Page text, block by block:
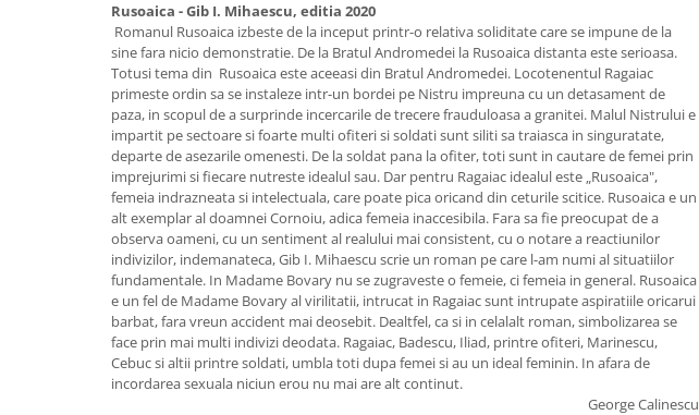
Rusoaica - Gib I. Mihaescu, editia 2020
Romanul Rusoaica izbeste de la inceput printr-o relativa soliditate care se impune de la
sine fara nicio demonstratie. De la Bratul Andromedei la Rusoaica distanta este serioasa.
Totusi tema din Rusoaica este aceeasi din Bratul Andromedei. Locotenentul Ragaiac
primeste ordin sa se instaleze intr-un bordei pe Nistru impreuna cu un detasament de
paza, in scopul de a surprinde incercarile de trecere frauduloasa a granitei. Malul Nistrului e
impartit pe sectoare si foarte multi ofiteri si soldati sunt siliti sa traiasca in singuratate,
departe de asezarile omenesti. De la soldat pana la ofiter, toti sunt in cautare de femei prin
imprejurimi si fiecare nutreste idealul sau. Dar pentru Ragaiac idealul este „Rusoaica",
femeia indrazneata si intelectuala, care poate pica oricand din ceturile scitice. Rusoaica e un
alt exemplar al doamnei Cornoiu, adica femeia inaccesibila. Fara sa fie preocupat de a
observa oameni, cu un sentiment al realului mai consistent, cu o notare a reactiunilor
indivizilor, indemanateca, Gib I. Mihaescu scrie un roman pe care l-am numi al situatiilor
fundamentale. In Madame Bovary nu se zugraveste o femeie, ci femeia in general. Rusoaica
e un fel de Madame Bovary al virilitatii, intrucat in Ragaiac sunt intrupate aspiratiile oricarui
barbat, fara vreun accident mai deosebit. Dealtfel, ca si in celalalt roman, simbolizarea se
face prin mai multi indivizi deodata. Ragaiac, Badescu, Iliad, printre ofiteri, Marinescu,
Cebuc si altii printre soldati, umbla toti dupa femei si au un ideal feminin. In afara de
incordarea sexuala niciun erou nu mai are alt continut.
George Calinescu